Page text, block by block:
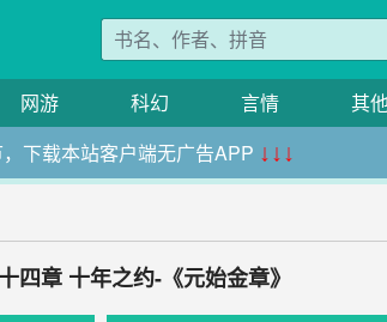
网游 科幻 言情 其
下载本站客户端无广告APP ↓↓↓
四章 十年之约-《元始金章》